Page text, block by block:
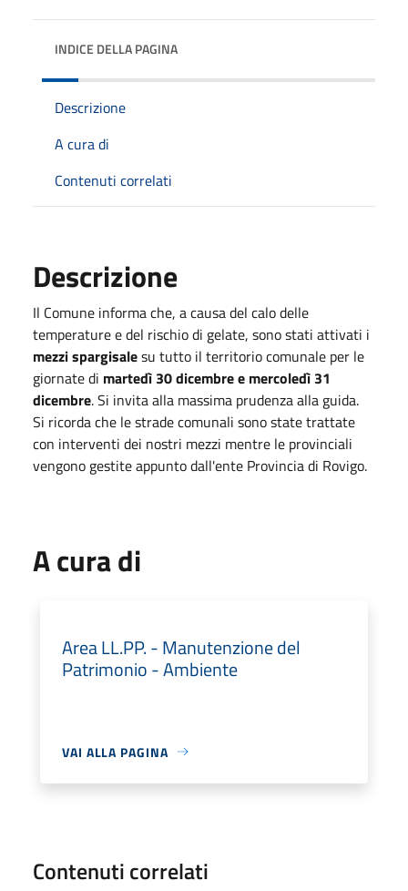
INDICE DELLA PAGINA
Descrizione
A cura di
Contenuti correlati
Descrizione
Il Comune informa che, a causa del calo delle
temperature e del rischio di gelate, sono stati attivati i
mezzi spargisalesu tutto il territorio comunale per le
giornate di martedì 30 dicembre e mercoledì 31
dicembre. Si invita alla massima prudenza alla guida.
Si ricorda che le strade comunali sono state trattate
con interventi dei nostri mezzi mentre le provinciali
vengono gestite appunto dall'ente Provincia di Rovigo.
A cura di
Area LL.PP. - Manutenzione del
Patrimonio - Ambiente
VAI ALLA PAGINA
Contenuti correlati